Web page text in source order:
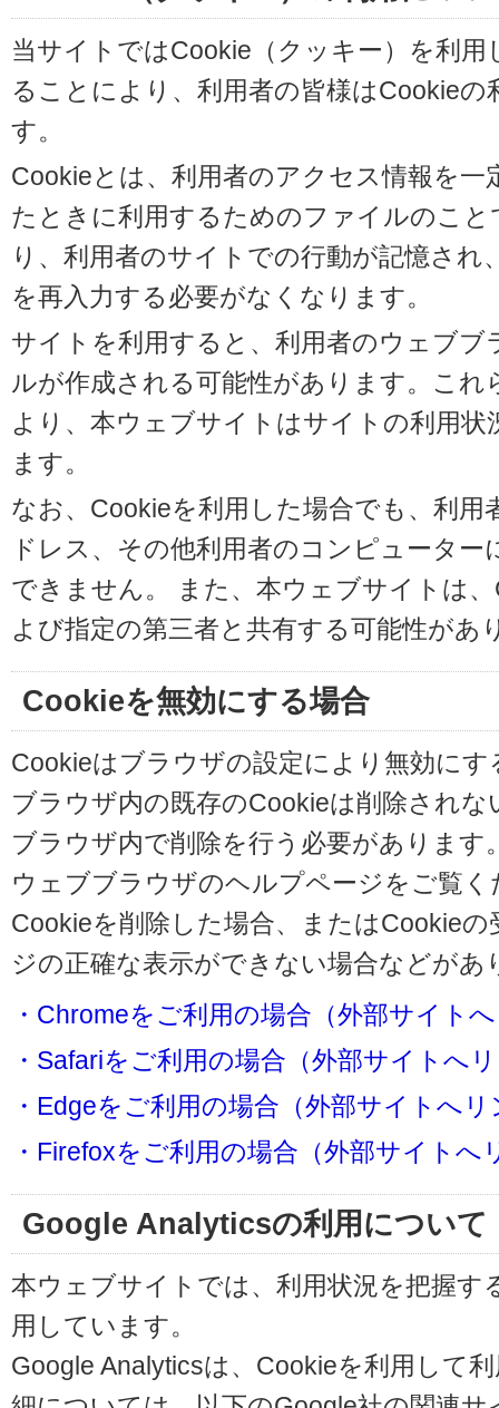
当サイトではCookie（クッキー）を利
ることにより、利用者の皆様はCookie
す。
Cookieとは、利用者のアクセス情報を
たときに利用するためのファイルのこ
り、利用者のサイトでの行動が記憶さ
を再入力する必要がなくなります。
サイトを利用すると、利用者のウェブ
ルが作成される可能性があります。こ
より、本ウェブサイトはサイトの利用
ます。
なお、Cookieを利用した場合でも、利用
ドレス、その他利用者のコンピュータ
できません。 また、本ウェブサイトは
よび指定の第三者と共有する可能性があ
Cookieを無効にする場合
Cookieはブラウザの設定により無効に
ブラウザ内の既存のCookieは削除され
ブラウザ内で削除を行う必要があります
ウェブブラウザのヘルプページをご覧く
Cookieを削除した場合、またはCookie
ジの正確な表示ができない場合などが
・Chromeをご利用の場合（外部サイト
・Safariをご利用の場合（外部サイトへ
・Edgeをご利用の場合（外部サイトへリ
・Firefoxをご利用の場合（外部サイトへ
Google Analyticsの利用について
本ウェブサイトでは、利用状況を把握す
用しています。
Google Analyticsは、Cookieを利用して